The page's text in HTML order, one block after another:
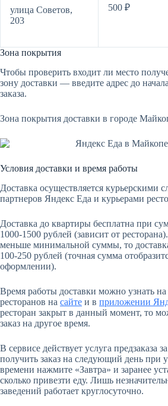
улица Советов,
203
500 ₽
Зона покрытия
Чтобы проверить входит ли место
зону доставки — введите адрес до
заказа.
Зона покрытия доставки в городе
Условия доставки и время работы
Доставка осуществляется курьерскими
партнеров Яндекс Еда и курьерами
Доставка до квартиры бесплатна при
1000-1500 рублей (зависит от
меньше минимальной суммы, то
100-250 рублей (точная сумма
оформлении).
Время работы доставки можно узнать на
ресторанов на сайте и в приложении
ресторан закрыт в данный момент, то
заказ на другое время.
В сервисе действует услуга предзаказа
получить заказ на следующий день при
времени нажмите «Завтра» и заранее
сколько привезти еду. Лишь
заведений работает круглосуточно.